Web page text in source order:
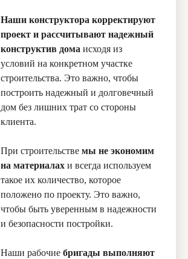
Наши конструктора корректируют
проект и рассчитывают надежный
конструктив дома исходя из
условий на конкретном участке
строительства. Это важно, чтобы
построить надежный и долговечный
дом без лишних трат со стороны
клиента.
При строительстве мы не экономим
на материалах и всегда используем
такое их количество, которое
положено по проекту. Это важно,
чтобы быть уверенным в надежности
и безопасности постройки.
Наши рабочие бригады выполняют